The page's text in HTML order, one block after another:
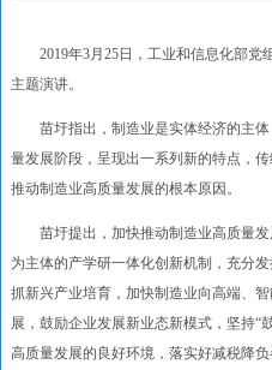
2019年3月25日，工业和信息化部党
主题演讲。
苗圩指出，制造业是实体经济的主体
量发展阶段，呈现出一系列新的特点，
推动制造业高质量发展的根本原因。
苗圩提出，加快推动制造业高质量发
为主体的产学研一体化创新机制，充分
抓新兴产业培育，加快制造业向高端、
展，鼓励企业发展新业态新模式，坚持“
高质量发展的良好环境，落实好减税降